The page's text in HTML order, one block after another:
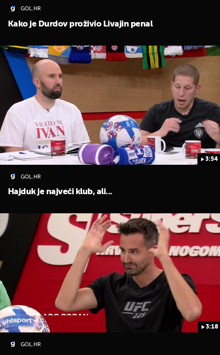
GOL.HR
Kako je Durdov proživio Livajin penal
3:54
GOL.HR
Hajduk je najveći klub, ali...
3:18
GOL.HR